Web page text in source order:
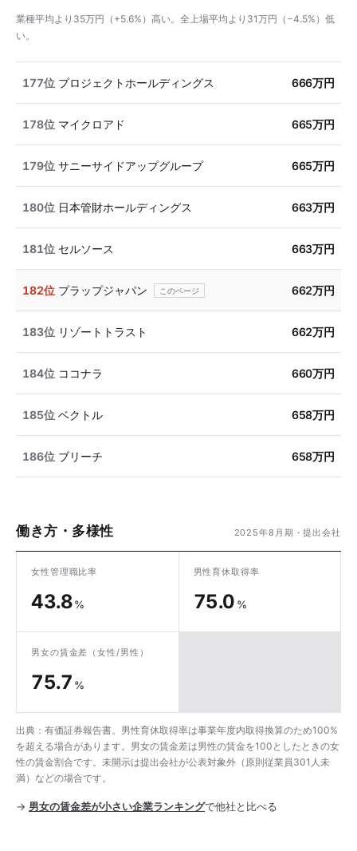
業種平均より35万円（+5.6%）高い。全上場平均より31万円（−4.5%）低
い。
177位 プロジェクトホールディングス 666万円
178位 マイクロアド 665万円
179位 サニーサイドアップグループ 665万円
180位 日本管財ホールディングス 663万円
181位 セルソース 663万円
182位 プラップジャパン 662万円
183位 リゾートトラスト 662万円
184位 ココナラ 660万円
185位 ベクトル 658万円
186位 ブリーチ 658万円
働き方・多様性 2025年8月期・提出会社
女性管理職比率
43.8%
男性育休取得率
75.0 %
男女の賃金差 （女性/男性）
75.7 %
出典：有価証券報告書。男性育休取得率は事業年度内取得換算のため100%
を超える場合があります。男女の賃金差は男性の賃金を100としたときの女
性の賃金割合です。未開示は提出会社が公表対象外（原則従業員301人未
満）などの場合です。
→ 男女の賃金差が小さい企業ランキングで他社と比べる